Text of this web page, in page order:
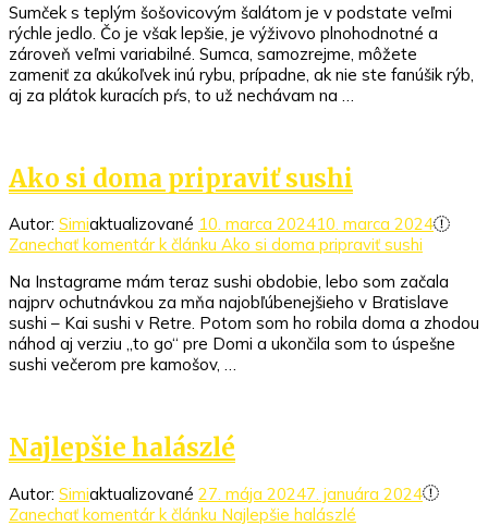
Sumček s teplým šošovicovým šalátom je v podstate veľmi
rýchle jedlo. Čo je však lepšie, je výživovo plnohodnotné a
zároveň veľmi variabilné. Sumca, samozrejme, môžete
zameniť za akúkoľvek inú rybu, prípadne, ak nie ste fanúšik rýb,
aj za plátok kuracích pŕs, to už nechávam na …
Ako si doma pripraviť sushi
Autor: Simiaktualizované 10. marca 202410. marca 2024
Zanechať komentár k článku Ako si doma pripraviť sushi
Na Instagrame mám teraz sushi obdobie, lebo som začala
najprv ochutnávkou za mňa najobľúbenejšieho v Bratislave
sushi – Kai sushi v Retre. Potom som ho robila doma a zhodou
náhod aj verziu „to go“ pre Domi a ukončila som to úspešne
sushi večerom pre kamošov, …
Najlepšie halászlé
Autor: Simiaktualizované 27. mája 20247. januára 2024
Zanechať komentár k článku Najlepšie halászlé